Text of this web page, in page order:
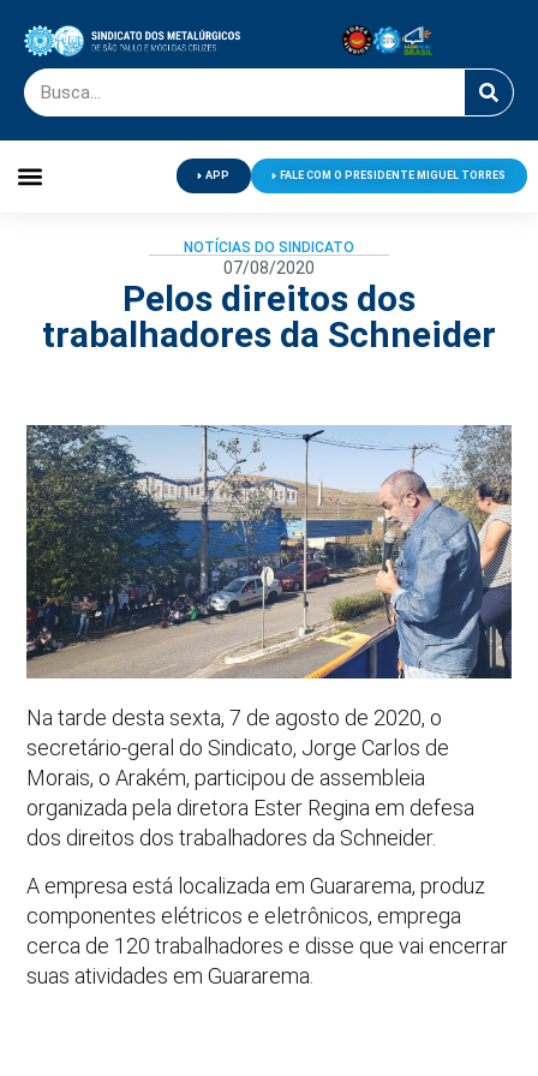
APP FALE COM O PRESIDENTE MIGUEL TORRES
NOTÍCIAS DO SINDICATO
07/08/2020
Pelos direitos dos
trabalhadores da Schneider
Na tarde desta sexta, 7 de agosto de 2020, o
secretário-geral do Sindicato, Jorge Carlos de
Morais, o Arakém, participou de assembleia
organizada pela diretora Ester Regina em defesa
dos direitos dos trabalhadores da Schneider.
A empresa está localizada em Guararema, produz
componentes elétricos e eletrônicos, emprega
cerca de 120 trabalhadores e disse que vai encerrar
suas atividades em Guararema.